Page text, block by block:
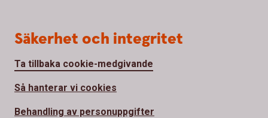
Säkerhet och integritet
Ta tillbaka cookie-medgivande
Så hanterar vi cookies
Behandling av personuppgifter